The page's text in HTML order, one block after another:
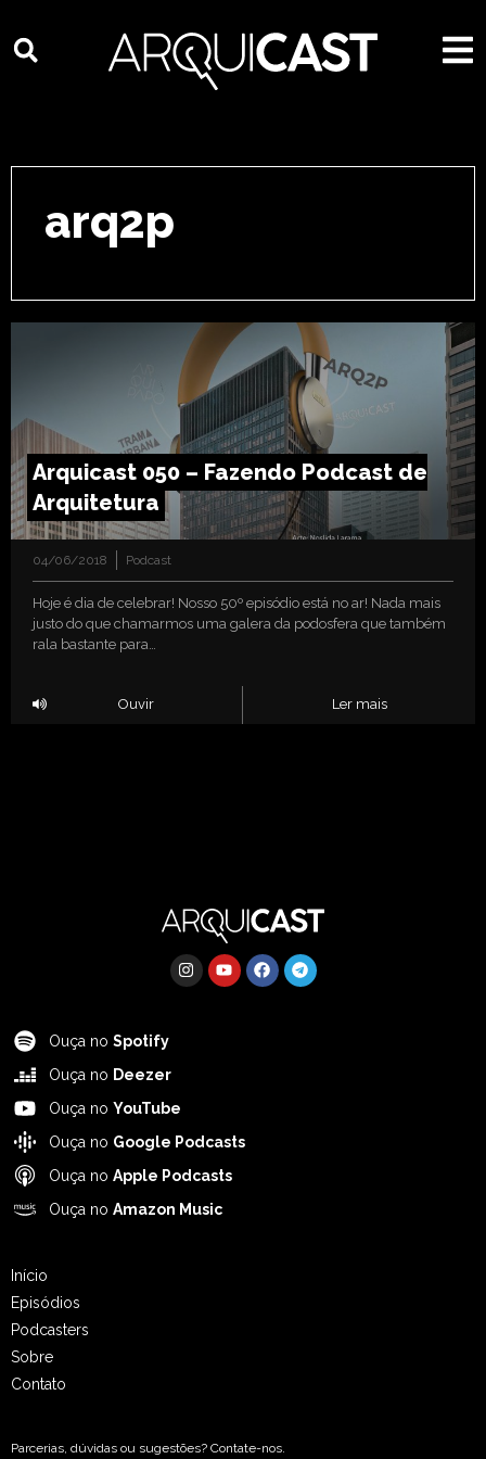
arq2p
Arquicast 050 – Fazendo Podcast de
Arquitetura
04/06/2018 Podcast
Hoje é dia de celebrar! Nosso 50º episódio está no ar! Nada mais
justo do que chamarmos uma galera da podosfera que também
rala bastante para…
Ouvir Ler mais
Ouça no Spotify
Ouça no Deezer
Ouça no YouTube
Ouça no Google Podcasts
Ouça no Apple Podcasts
Ouça no Amazon Music
Início
Episódios
Podcasters
Sobre
Contato
Parcerias, dúvidas ou sugestões? Contate-nos.